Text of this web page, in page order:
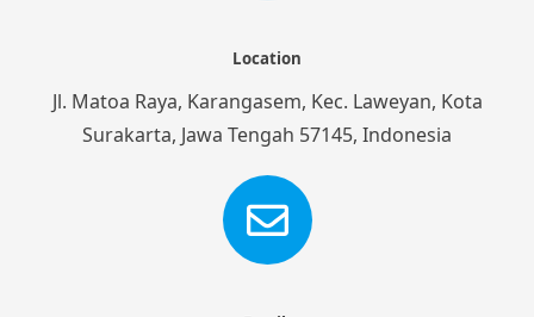
Location
Jl. Matoa Raya, Karangasem, Kec. Laweyan, Kota
Surakarta, Jawa Tengah 57145, Indonesia